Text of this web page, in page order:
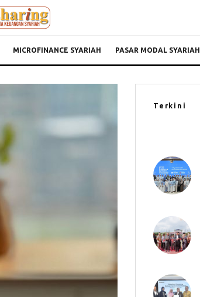
MICROFINANCE SYARIAH PASAR MODAL SYARIAH
Terkini